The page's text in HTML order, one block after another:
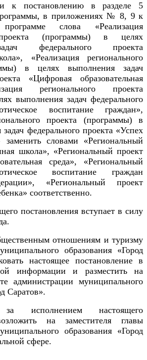
к постановлению в разделе 5
в приложениях № 8, 9 к
слова «Реализация
проекта (программы) в целях
федерального проекта
«Реализация регионального
в целях выполнения задач
«Цифровая образовательная
регионального проекта
выполнения задач федерального
воспитание граждан»,
проекта (программы) в
федерального проекта «Успех
заменить словами «Региональный
школа», «Региональный проект
среда», «Региональный
воспитание граждан
«Региональный проект
соответственно.
постановления вступает в силу
отношениям и туризму
образования «Город
настоящее постановление в
информации и разместить на
администрации муниципального
Саратов».
исполнением настоящего
на заместителя главы
образования «Город
сфере.